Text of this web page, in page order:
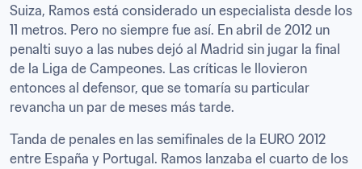
Suiza, Ramos está considerado un especialista desde los
11 metros. Pero no siempre fue así. En abril de 2012 un
penalti suyo a las nubes dejó al Madrid sin jugar la final
de la Liga de Campeones. Las críticas le llovieron
entonces al defensor, que se tomaría su particular
revancha un par de meses más tarde.
Tanda de penales en las semifinales de la EURO 2012
entre España y Portugal. Ramos lanzaba el cuarto de los